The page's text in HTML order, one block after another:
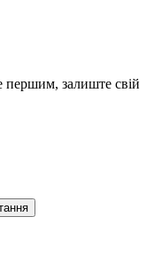
першим, залиште свій